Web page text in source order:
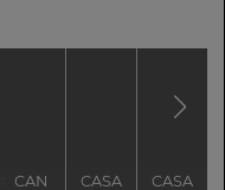
CAN
CASA
CASA